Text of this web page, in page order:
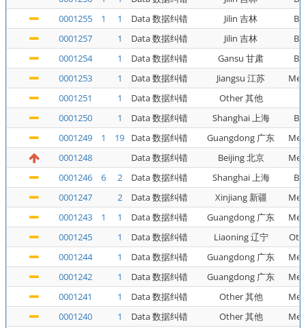
0001255
1 1 Data 数据纠错 Jilin 吉林
0001257
1 Data 数据纠错 Jilin 吉林
0001254
1 Data 数据纠错 Gansu 甘肃
0001253
1 Data 数据纠错 Jiangsu 江苏
0001251
1 Data 数据纠错
Other 其他
0001250
1 Data 数据纠错 Shanghai 上海
0001249
1 19 Data 数据纠错 Guangdong 广东
0001248
Data 数据纠错 Beijing 北京
0001246
6 2 Data 数据纠错 Shanghai 上海
0001247
2 Data 数据纠错 Xinjiang 新疆
0001243
1 1 Data 数据纠错 Guangdong 广东
0001245
1 Data 数据纠错 Liaoning 辽宁
0001244
1 Data 数据纠错 Guangdong 广东
0001242
1 Data 数据纠错 Guangdong 广东
0001241
1 Data 数据纠错 Other 其他
0001240
1 Data 数据纠错 Other 其他